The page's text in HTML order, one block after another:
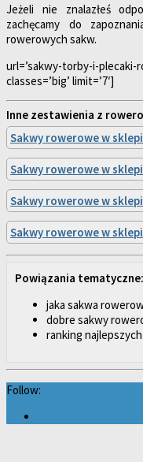
Jeżeli nie znalazłeś
zachęcamy do
rowerowych sakw.
url=’sakwy-torby-i-plecaki-
classes=’big’ limit=’7′]
Inne zestawienia z
Sakwy rowerowe w
Sakwy rowerowe w
Sakwy rowerowe w
Sakwy rowerowe w
Powiązania tematyczne:
jaka sakwa
dobre sakwy
ranking
Follow: